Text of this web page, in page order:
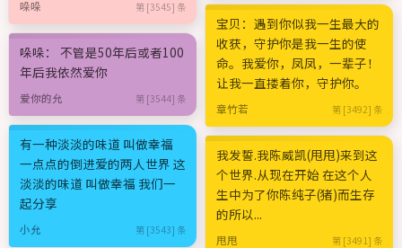
哚哚 第 [3545] 条
哚哚： 不管是50年后或者100
年后我依然爱你
爱你的允 第 [3544] 条
有一种淡淡的味道 叫做幸福
一点点的倒进爱的两人世界 这
淡淡的味道 叫做幸福 我们一
起分享
小允 第 [3543] 条
宝贝：遇到你似我一生最大的
收获，守护你是我一生的使
命。我爱你，凤凤，一辈子！
让我一直搂着你，守护你。
章竹若 第 [3492] 条
我发誓.我陈威凯(甩甩)来到这
个世界.从现在开始 在这个人
生中为了你陈纯子(猪)而生存
的所以...
甩甩 第 [3491] 条